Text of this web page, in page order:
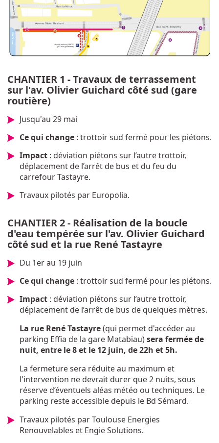
CHANTIER 1 - Travaux de terrassement
sur l'av. Olivier Guichard côté sud (gare
routière)
Jusqu'au 29 mai
Ce qui change : trottoir sud fermé pour les piétons.
Impact : déviation piétons sur l’autre trottoir,
déplacement de l’arrêt de bus et du feu du
carrefour Tastayre.
Travaux pilotés par Europolia.
CHANTIER 2 - Réalisation de la boucle
d'eau tempérée sur l'av. Olivier Guichard
côté sud et la rue René Tastayre
Du 1er au 19 juin
Ce qui change : trottoir sud fermé pour les piétons.
Impact : déviation piétons sur l’autre trottoir,
déplacement de l’arrêt de bus de quelques mètres.
La rue René Tastayre(qui permet d'accéder au
parking Effia de la gare Matabiau)sera fermée de
nuit, entre le 8 et le 12 juin, de 22h et 5h.
La fermeture sera réduite au maximum et
l'intervention ne devrait durer que 2 nuits, sous
réserve d’éventuels aléas météo ou techniques. Le
parking reste accessible depuis le Bd Sémard.
Travaux pilotés par Toulouse Energies
Renouvelables et Engie Solutions.